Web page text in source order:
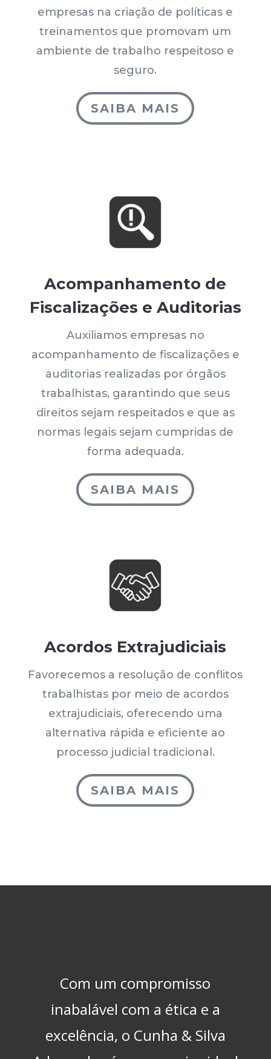
empresas na criação de políticas e
treinamentos que promovam um
ambiente de trabalho respeitoso e
seguro.
SAIBA MAIS
Acompanhamento de
Fiscalizações e Auditorias
Auxiliamos empresas no
acompanhamento de fiscalizações e
auditorias realizadas por órgãos
trabalhistas, garantindo que seus
direitos sejam respeitados e que as
normas legais sejam cumpridas de
forma adequada.
SAIBA MAIS
Acordos Extrajudiciais
Favorecemos a resolução de conflitos
trabalhistas por meio de acordos
extrajudiciais, oferecendo uma
alternativa rápida e eficiente ao
processo judicial tradicional.
SAIBA MAIS
Com um compromisso
inabalável com a ética e a
excelência, o Cunha & Silva